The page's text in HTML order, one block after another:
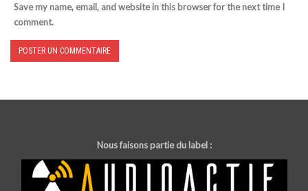
Save my name, email, and website in this browser for the next time I
comment.
Nous faisons partie du label :